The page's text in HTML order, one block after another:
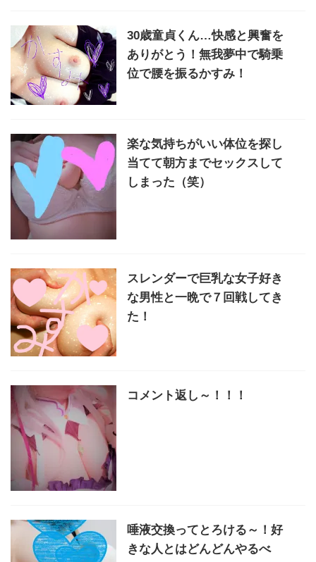
30歳童貞くん…快感と興奮を
ありがとう！無我夢中で騎乗
位で腰を振るかすみ！
楽な気持ちがいい体位を探し
当てて朝方までセックスして
しまった（笑）
スレンダーで巨乳な女子好き
な男性と一晩で７回戦してき
た！
コメント返し～！！！
唾液交換ってとろける～！好
きな人とはどんどんやるべ